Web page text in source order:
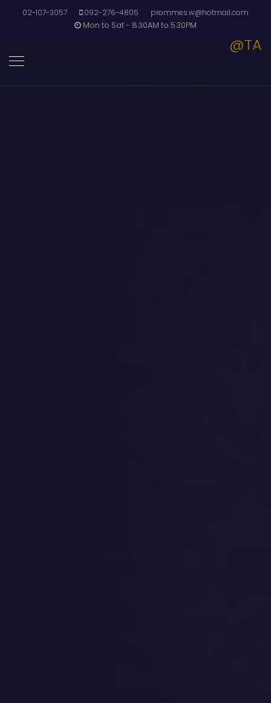
02-107-3057 092-276-4805
prommes.w@hotmail.com
Mon to Sat - 8.30AM to 5.30PM
@TA